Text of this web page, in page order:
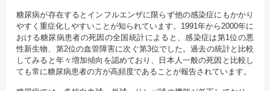
糖尿病が存在するとインフルエンザに限らず他の感染症にもかかり
やすく重症化しやすいことが知られています。1991年から2000年に
おける糖尿病患者の死因の全国統計によると、感染症は第1位の悪
性新生物、第2位の血管障害に次ぐ第3位でした。過去の統計と比較
してみると年々増加傾向を認めており、日本人一般の死因と比較し
ても常に糖尿病患者の方が高頻度であることが報告されています。